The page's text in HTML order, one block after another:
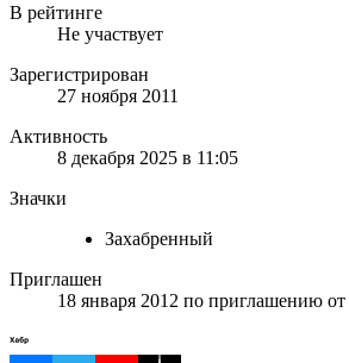
В рейтинге
Не участвует
Зарегистрирован
27 ноября 2011
Активность
8 декабря 2025 в 11:05
Значки
Захабренный
Приглашен
18 января 2012 по приглашению от